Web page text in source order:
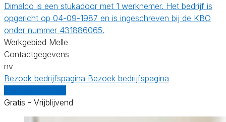
Dimalco is een stukadoor met 1 werknemer. Het bedrijf is
opgericht op 04-09-1987 en is ingeschreven bij de KBO
onder nummer 431886065.
Werkgebied Melle
Contactgegevens
nv
Bezoek bedrijfspagina Bezoek bedrijfspagina
Gratis - Vrijblijvend